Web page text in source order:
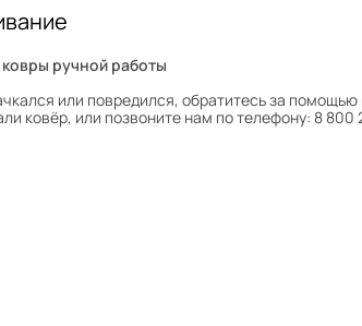
ручной работы
или повредился, обратитесь за помощью
ковёр, или позвоните нам по телефону: 8 800